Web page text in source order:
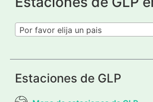
Por favor elija un pais
Estaciones de GLP